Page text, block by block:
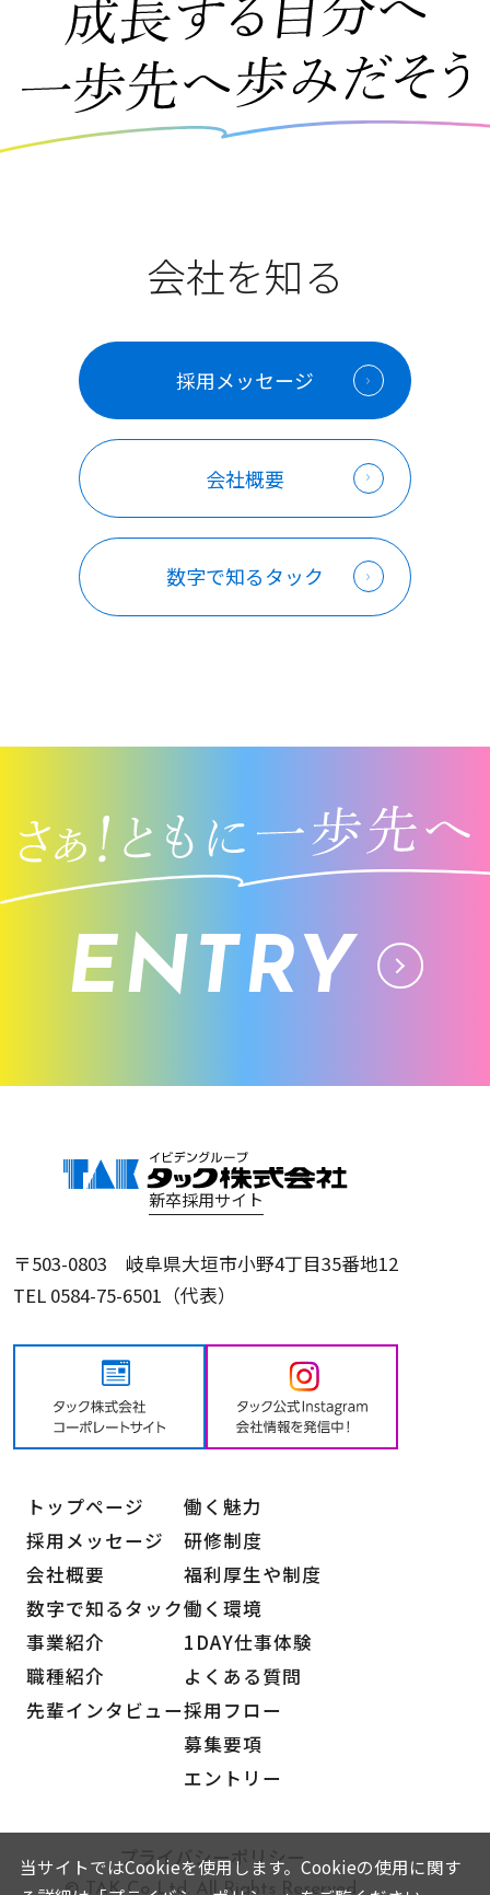
会社を知る
採用メッセージ
会社概要
数字で知るタック
ENTRY
新卒採用サイト
〒503-0803 岐阜県大垣市小野4丁目35番地12
TEL 0584-75-6501（代表）
トップページ
採用メッセージ
会社概要
数字で知るタック
事業紹介
職種紹介
先輩インタビュー
働く魅力
研修制度
福利厚生や制度
働く環境
1DAY仕事体験
よくある質問
採用フロー
募集要項
エントリー
© TAK Co.,Ltd. All Rights Reserved.
プライバシーポリシー
当サイトではCookieを使用します。Cookieの使用に関す